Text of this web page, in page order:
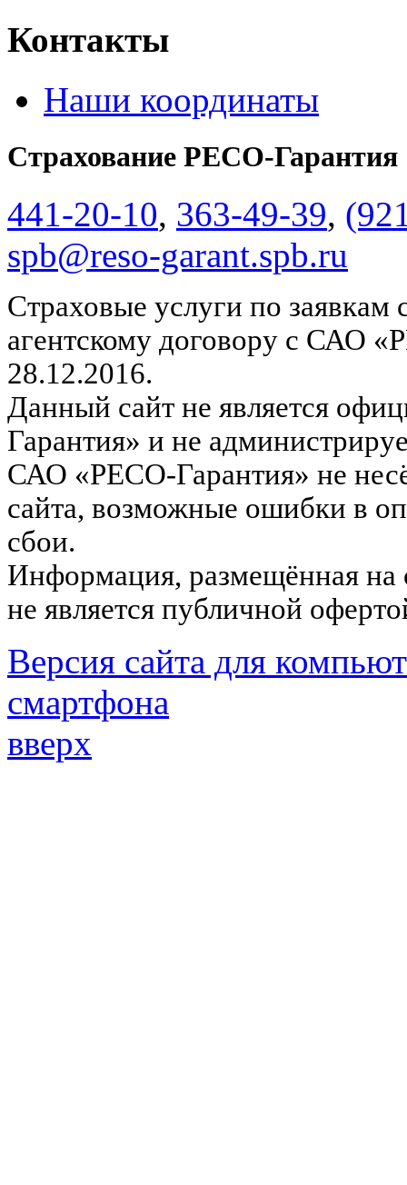
Контакты
Наши координаты
Страхование РЕСО-Гарантия
441-20-10, 363-49-39,
spb@reso-garant.spb.ru
Страховые услуги по заявкам
агентскому договору с САО
28.12.2016.
Данный сайт не является
Гарантия» и не
САО «РЕСО-Гарантия» не
сайта, возможные ошибки в
сбои.
Информация, размещённая на
не является публичной
Версия сайта для
смартфона
вверх